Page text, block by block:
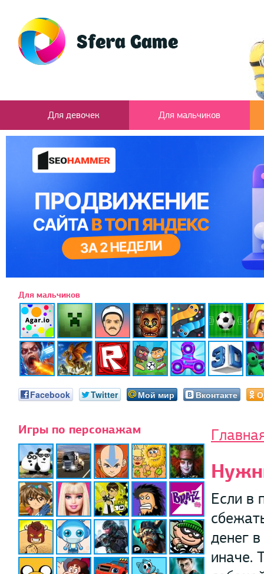
Для девочек Для мальчиков
Для мальчиков
Facebook Twitter Мой мир Вконтакте
Игры по персонажам
Если в
денег
иначе.